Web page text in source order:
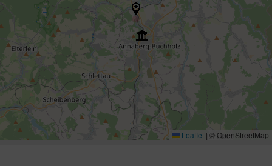
Leaflet | © OpenStreetMap